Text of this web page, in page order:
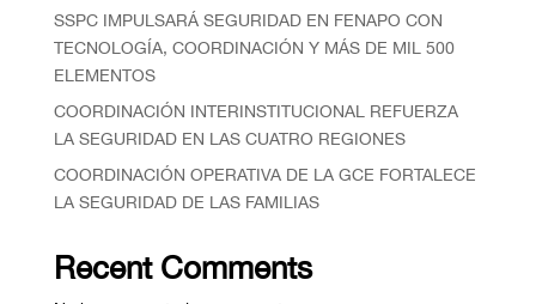
SSPC IMPULSARÁ SEGURIDAD EN FENAPO CON
TECNOLOGÍA, COORDINACIÓN Y MÁS DE MIL 500
ELEMENTOS
COORDINACIÓN INTERINSTITUCIONAL REFUERZA
LA SEGURIDAD EN LAS CUATRO REGIONES
COORDINACIÓN OPERATIVA DE LA GCE FORTALECE
LA SEGURIDAD DE LAS FAMILIAS
Recent Comments